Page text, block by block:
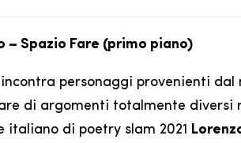
– Spazio Fare (primo piano)
personaggi provenienti dal
di argomenti totalmente diversi
di poetry slam 2021